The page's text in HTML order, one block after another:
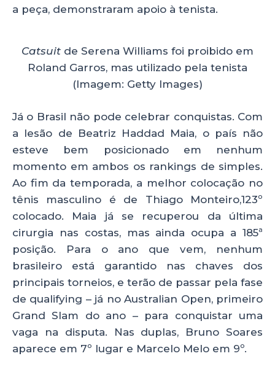
a peça, demonstraram apoio à tenista.
Catsuit de Serena Williams foi proibido em
Roland Garros, mas utilizado pela tenista
(Imagem: Getty Images)
Já o Brasil não pode celebrar conquistas. Com
a lesão de Beatriz Haddad Maia, o país não
esteve bem posicionado em nenhum
momento em ambos os rankings de simples.
Ao fim da temporada, a melhor colocação no
tênis masculino é de Thiago Monteiro,123º
colocado. Maia já se recuperou da última
cirurgia nas costas, mas ainda ocupa a 185ª
posição. Para o ano que vem, nenhum
brasileiro está garantido nas chaves dos
principais torneios, e terão de passar pela fase
de qualifying – já no Australian Open, primeiro
Grand Slam do ano – para conquistar uma
vaga na disputa. Nas duplas, Bruno Soares
aparece em 7º lugar e Marcelo Melo em 9º.